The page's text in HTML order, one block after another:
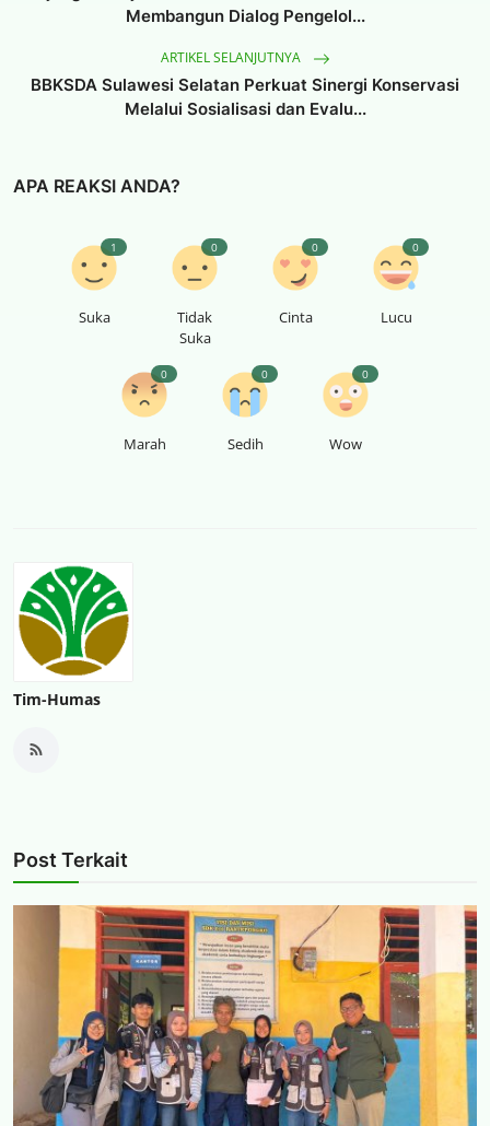
Membangun Dialog Pengelol...
ARTIKEL SELANJUTNYA
BBKSDA Sulawesi Selatan Perkuat Sinergi Konservasi
Melalui Sosialisasi dan Evalu...
APA REAKSI ANDA?
Suka
1
Tidak
Suka
0
Cinta
0
Lucu
0
Marah
0
Sedih
0
Wow
0
Tim-Humas
Post Terkait